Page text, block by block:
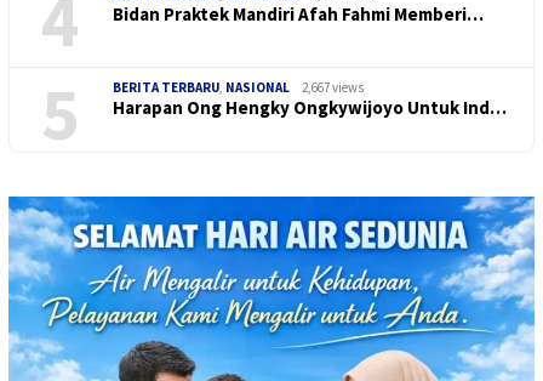
4 Bidan Praktek Mandiri Afah Fahmi Memberi…
5 BERITA TERBARU, NASIONAL 2,667 views
Harapan Ong Hengky Ongkywijoyo Untuk Ind…